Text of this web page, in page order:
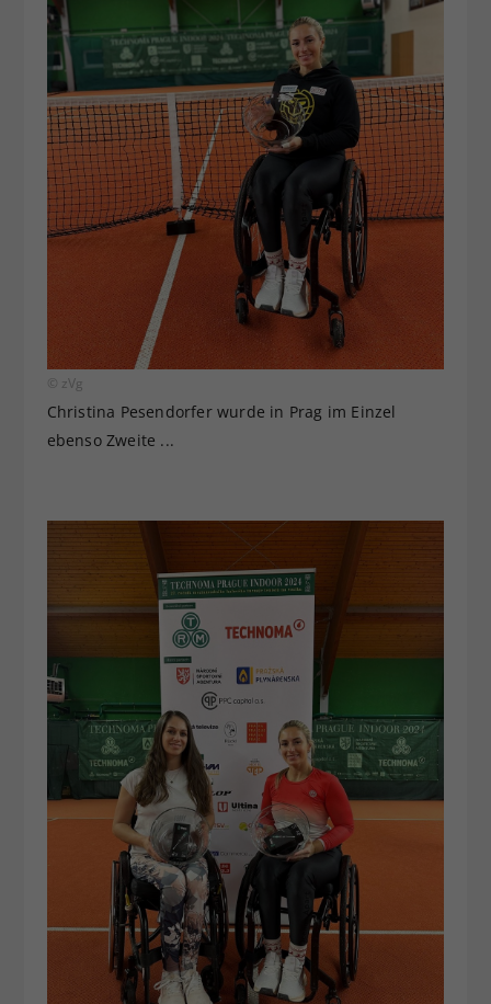
© zVg
Christina Pesendorfer wurde in Prag im Einzel
ebenso Zweite ...